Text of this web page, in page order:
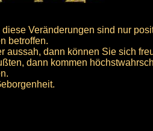
Veränderungen sind nur
betroffen.
aussah, dann können Sie sich
dann kommen